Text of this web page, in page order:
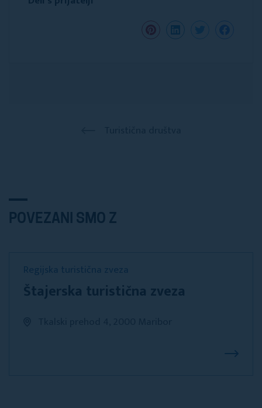
POVEZANI SMO Z
Regijska turistična zveza
Štajerska turistična zveza